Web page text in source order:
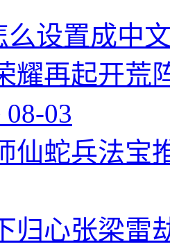
么设置成中
耀再起开荒
08-03
仙蛇兵法宝
归心张梁雷